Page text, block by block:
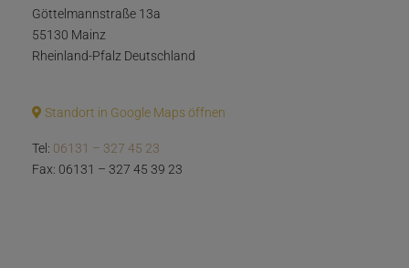
Göttelmannstraße 13a
55130 Mainz
Rheinland-Pfalz Deutschland
Standort in Google Maps öffnen
Tel: 06131 – 327 45 23
Fax: 06131 – 327 45 39 23